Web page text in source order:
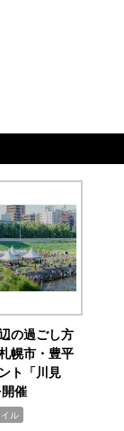
の過ごし方
幌市・豊平
ト「川見
催
ル